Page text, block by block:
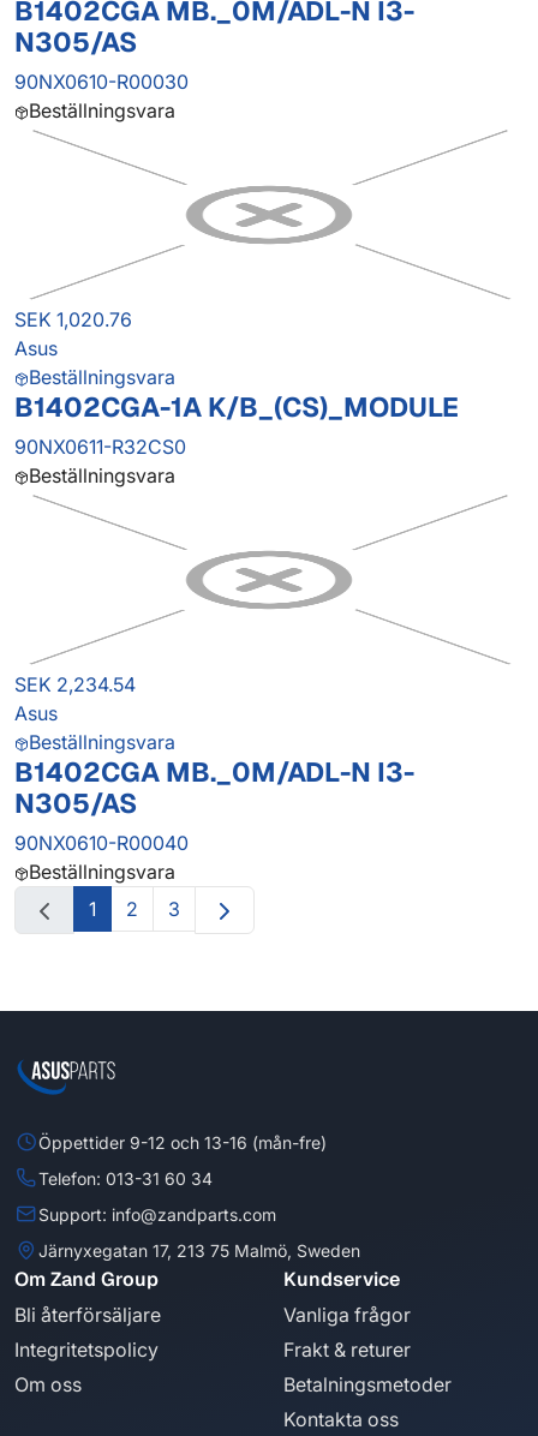
B1402CGA MB._0M/ADL-N I3-
N305/AS
90NX0610-R00030
Beställningsvara
SEK 1,020.76
Asus
Beställningsvara
B1402CGA-1A K/B_(CS)_MODULE
90NX0611-R32CS0
Beställningsvara
SEK 2,234.54
Asus
Beställningsvara
B1402CGA MB._0M/ADL-N I3-
N305/AS
90NX0610-R00040
Beställningsvara
1
2 3
Öppettider 9-12 och 13-16 (mån-fre)
Telefon: 013-31 60 34
Support: info@zandparts.com
Järnyxegatan 17, 213 75 Malmö, Sweden
Om Zand Group
Bli återförsäljare
Integritetspolicy
Om oss
Kundservice
Vanliga frågor
Frakt & returer
Betalningsmetoder
Kontakta oss